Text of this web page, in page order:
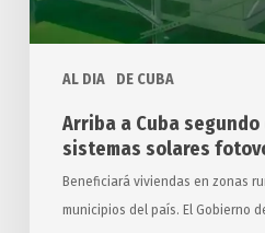
AL DIA DE CUBA
fotovoltaicos
Arriba a Cuba
sistemas solares
Beneficiará viviendas en zonas
municipios del país. El Gobierno